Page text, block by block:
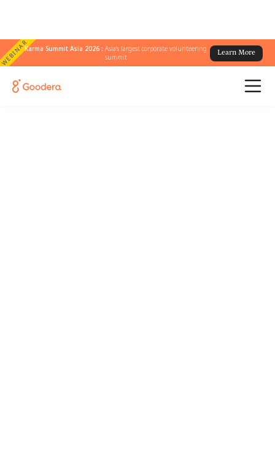
WEBINARKarma Summit Asia 2026 :Asia's largest corporate volunteering
summit
Learn More